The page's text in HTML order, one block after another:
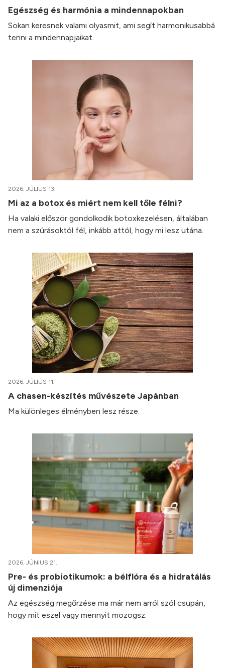
Egészség és harmónia a mindennapokban
Sokan keresnek valami olyasmit, ami segít harmonikusabbá
tenni a mindennapjaikat.
2026. JÚLIUS 13.
Mi az a botox és miért nem kell tőle félni?
Ha valaki először gondolkodik botoxkezelésen, általában
nem a szúrásoktól fél, inkább attól, hogy mi lesz utána.
2026. JÚLIUS 11.
A chasen-készítés művészete Japánban
Ma különleges élményben lesz része.
2026. JÚNIUS 21.
Pre- és probiotikumok: a bélflóra és a hidratálás
új dimenziója
Az egészség megőrzése ma már nem arról szól csupán,
hogy mit eszel vagy mennyit mozogsz.